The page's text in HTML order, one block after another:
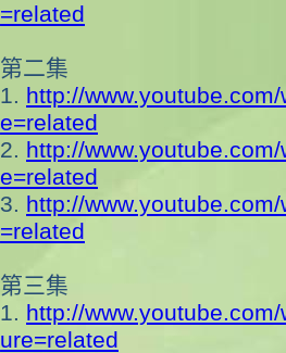
=related
第二集
1. http://
e=related
2. http://
e=related
3. http://
=related
第三集
1. http://
ure=related